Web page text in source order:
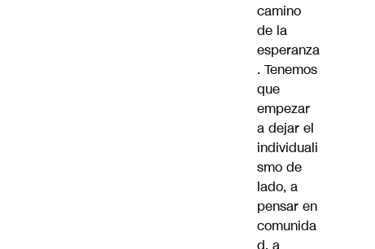
camino
de la
esperanza
. Tenemos
que
empezar
a dejar el
individuali
smo de
lado, a
pensar en
comunida